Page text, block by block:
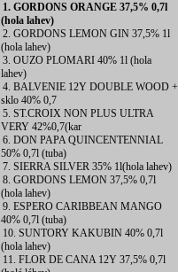
1. GORDONS ORANGE 37,5% 0,7l
(hola lahev)
2. GORDONS LEMON GIN 37,5% 1l
(hola lahev)
3. OUZO PLOMARI 40% 1l (hola
lahev)
4. BALVENIE 12Y DOUBLE WOOD +
sklo 40% 0,7
5. ST.CROIX NON PLUS ULTRA
VERY 42%0,7(kar
6. DON PAPA QUINCENTENNIAL
50% 0,7l (tuba)
7. SIERRA SILVER 35% 1l(hola lahev)
8. GORDONS LEMON 37,5% 0,7l
(hola lahev)
9. ESPERO CARIBBEAN MANGO
40% 0,7l (tuba)
10. SUNTORY KAKUBIN 40% 0,7l
(hola lahev)
11. FLOR DE CANA 12Y 37,5% 0,7l